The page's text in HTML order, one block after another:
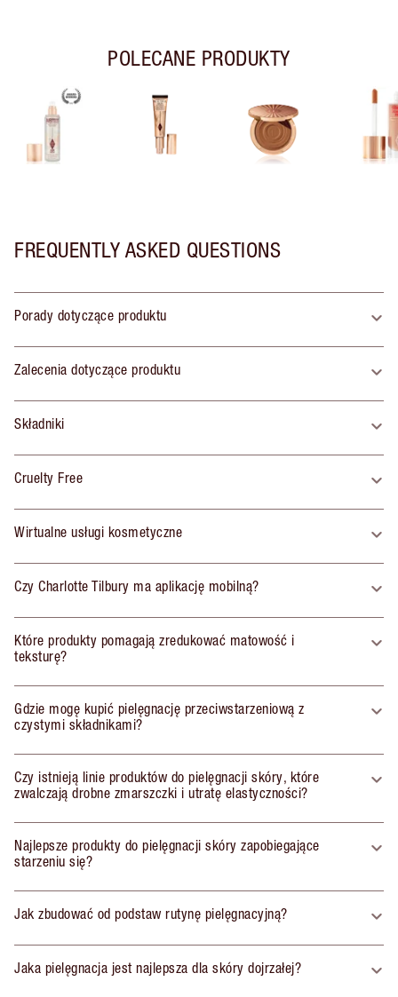
POLECANE PRODUKTY
FREQUENTLY ASKED QUESTIONS
Porady dotyczące produktu
Zalecenia dotyczące produktu
Składniki
Cruelty Free
Wirtualne usługi kosmetyczne
Czy Charlotte Tilbury ma aplikację mobilną?
Które produkty pomagają zredukować matowość i
teksturę?
Gdzie mogę kupić pielęgnację przeciwstarzeniową z
czystymi składnikami?
Czy istnieją linie produktów do pielęgnacji skóry, które
zwalczają drobne zmarszczki i utratę elastyczności?
Najlepsze produkty do pielęgnacji skóry zapobiegające
starzeniu się?
Jak zbudować od podstaw rutynę pielęgnacyjną?
Jaka pielęgnacja jest najlepsza dla skóry dojrzałej?